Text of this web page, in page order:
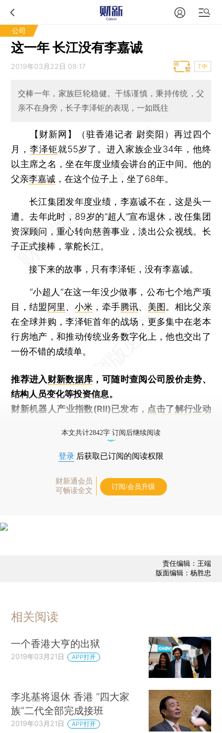
公司
这一年 长江没有李嘉诚
2019年03月22日 09:17 T中
交棒一年，家族巨轮稳健。干练谨慎，秉持传统，父
亲不在身旁，长子李泽钜的表现，一如既往
【财新网】（驻香港记者 尉奕阳） 再过四个
月，李泽钜就55岁了。进入家族企业34年，他终
以主席之名，坐在年度业绩会讲台的正中间。他的
父亲李嘉诚 ，在这个位子上，坐了68年。
长江集团发年度业绩，李嘉诚不在，这是头一
遭。去年此时，89岁的“超人”宣布退休，改任集团
资深顾问，重心转向慈善事业，淡出公众视线。长
子正式接棒，掌舵长江。
接下来的故事，只有李泽钜，没有李嘉诚。
“小超人”在这一年没少做事，公布七个地产项
目，结盟阿里、 小米 ，牵手腾讯、 美图 。相比父亲
在全球并购，李泽钜首年的战场，更多集中在老本
行房地产，和推动传统业务数字化上，他也交出了
一份不错的成绩单。
推荐进入财新数据库 ，可随时查阅公司股价走势、
结构人员变化等投资信息。
财新机器人产业指数(RII)已发布， 点击了解行业动
本文共计2842字 订阅后继续阅读
登录 后获取已订阅的阅读权限
财新通会员
可畅读全文
订阅/会员升级
责任编辑：王端
版面编辑：杨胜忠
相关阅读
一个香港大亨的出狱
2019年03月21日 APP打开
李兆基将退休 香港 “四大家
族”二代全部完成接班
2019年03月21日 APP打开